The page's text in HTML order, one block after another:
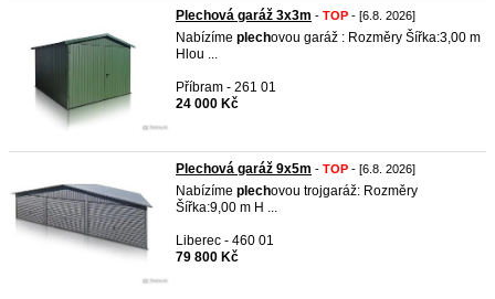
Plechová garáž 3x3m - TOP - [6.8. 2026]
Nabízíme plechovou garáž : Rozměry Šířka:3,00 m
Hlou ...
Příbram - 261 01
24 000 Kč
Plechová garáž 9x5m - TOP - [6.8. 2026]
Nabízíme plechovou trojgaráž: Rozměry
Šířka:9,00 m H ...
Liberec - 460 01
79 800 Kč